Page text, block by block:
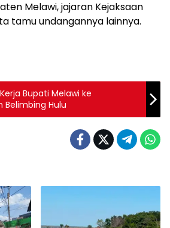
Melawi, jajaran Kejaksaan
tamu undangannya lainnya.
Bupati Melawi ke
Belimbing Hulu